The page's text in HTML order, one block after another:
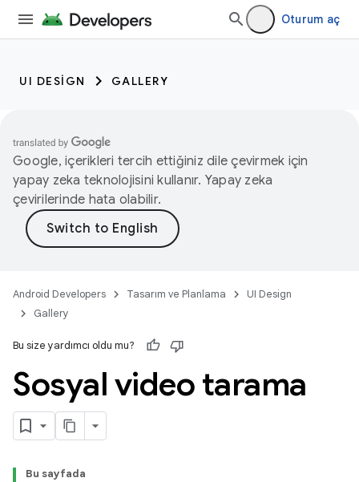
Oturum aç
UI DESIGN GALLERY
Google, içerikleri tercih ettiğiniz dile çevirmek için
yapay zeka teknolojisini kullanır. Yapay zeka
çevirilerinde hata olabilir.
Android Developers Tasarım ve Planlama
UI Design
Gallery
Bu size yardımcı oldu mu?
Sosyal video tarama
Bu sayfada